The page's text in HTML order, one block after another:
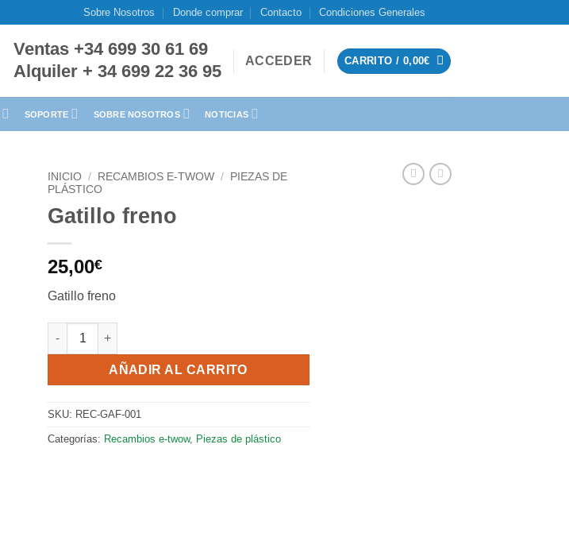
Sobre Nosotros Donde comprar Contacto Condiciones Generales
Ventas +34 699 30 61 69
Alquiler + 34 699 22 36 95
ACCEDER CARRITO / 0,00€
SOPORTE SOBRE NOSOTROS NOTICIAS
INICIO / RECAMBIOS E-TWOW /
PIEZAS DE
PLÁSTICO
Gatillo freno
25,00€
Gatillo freno
Gatillo freno cantidad
AÑADIR AL CARRITO
SKU: REC-GAF-001
Categorías: Recambios e-twow, Piezas de plástico